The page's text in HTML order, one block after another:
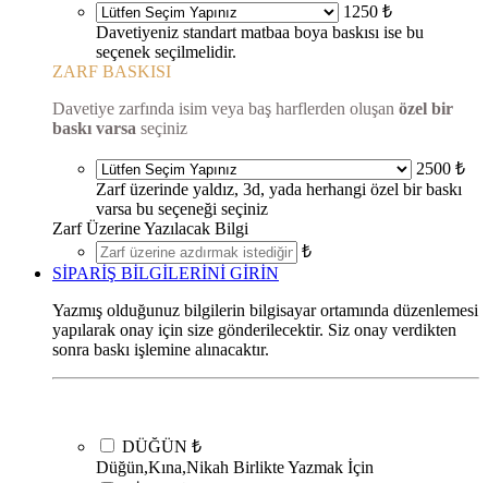
1250 ₺
Davetiyeniz standart matbaa boya baskısı ise bu
seçenek seçilmelidir.
ZARF BASKISI
Davetiye zarfında isim veya baş harflerden oluşan özel bir
baskı varsa seçiniz
2500 ₺
Zarf üzerinde yaldız, 3d, yada herhangi özel bir baskı
varsa bu seçeneği seçiniz
Zarf Üzerine Yazılacak Bilgi
₺
SİPARİŞ BİLGİLERİNİ GİRİN
Yazmış olduğunuz bilgilerin bilgisayar ortamında düzenlemesi
yapılarak onay için size gönderilecektir. Siz onay verdikten
sonra baskı işlemine alınacaktır.
DÜĞÜN ₺
Düğün,Kına,Nikah Birlikte Yazmak İçin